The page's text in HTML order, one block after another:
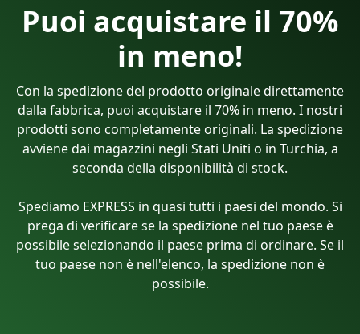
Puoi acquistare il 70%
in meno!
Con la spedizione del prodotto originale direttamente
dalla fabbrica, puoi acquistare il 70% in meno. I nostri
prodotti sono completamente originali. La spedizione
avviene dai magazzini negli Stati Uniti o in Turchia, a
seconda della disponibilità di stock.
Spediamo EXPRESS in quasi tutti i paesi del mondo. Si
prega di verificare se la spedizione nel tuo paese è
possibile selezionando il paese prima di ordinare. Se il
tuo paese non è nell'elenco, la spedizione non è
possibile.